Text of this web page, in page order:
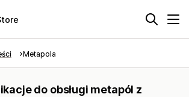
Metapola
do obsługi metapól z